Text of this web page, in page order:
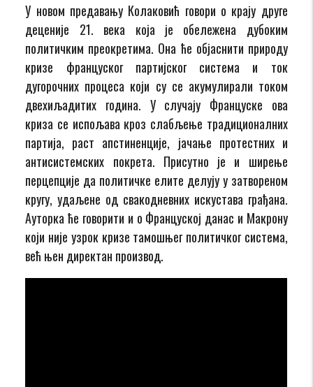
У новом предавању Колаковић говори о крају друге
деценије 21. века која је обележена дубоким
политичким преокретима. Она ће објаснити природу
кризе француског партијског система и ток
дугорочних процеса који су се акумулирали током
двехиљадитих година. У случају Француске ова
криза се испољава кроз слабљење традиционалних
партија, раст апстиненције, јачање протестних и
антисистемских покрета. Присутно је и ширење
перцепције да политичке елите делују у затвореном
кругу, удаљене од свакодневних искустава грађана.
Ауторка ће говорити и о Француској данас и Макрону
који није узрок кризе тамошњег политичког система,
већ њен директан производ.